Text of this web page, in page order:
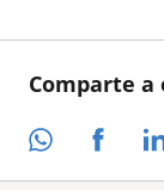
Comparte a